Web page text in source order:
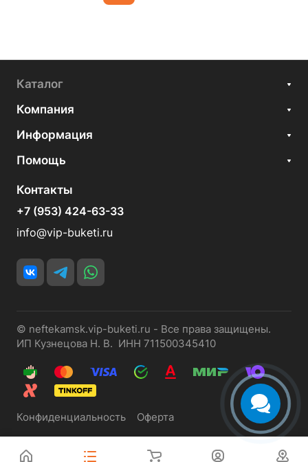
Каталог
Компания
Информация
Помощь
Контакты
+7 (953) 424-63-33
info@vip-buketi.ru
© neftekamsk.vip-buketi.ru - Все права защищены.
ИП Кузнецова Н. В. ИНН 711500345410
Конфиденциальность Оферта